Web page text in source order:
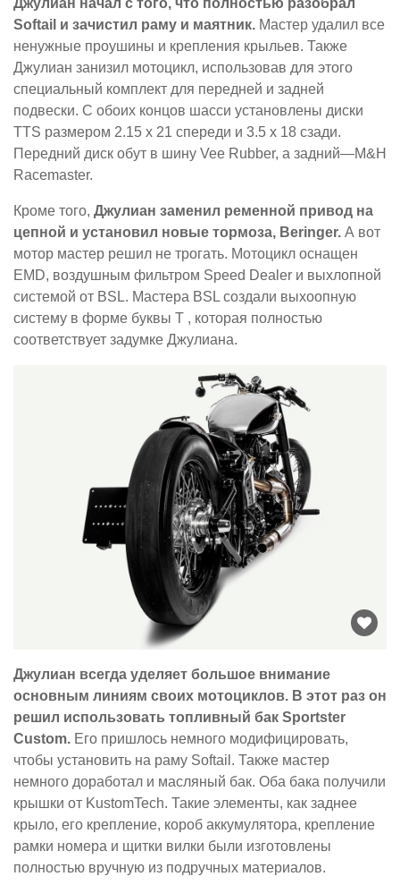
Джулиан начал с того, что полностью разобрал
Softail и зачистил раму и маятник. Мастер удалил все
ненужные проушины и крепления крыльев. Также
Джулиан занизил мотоцикл, использовав для этого
специальный комплект для передней и задней
подвески. С обоих концов шасси установлены диски
TTS размером 2.15 x 21 спереди и 3.5 x 18 сзади.
Передний диск обут в шину Vee Rubber, а задний—M&H
Racemaster.
Кроме того, Джулиан заменил ременной привод на
цепной и установил новые тормоза, Beringer. А вот
мотор мастер решил не трогать. Мотоцикл оснащен
EMD, воздушным фильтром Speed Dealer и выхлопной
системой от BSL. Мастера BSL создали выхоопную
систему в форме буквы T , которая полностью
соответствует задумке Джулиана.
Джулиан всегда уделяет большое внимание
основным линиям своих мотоциклов. В этот раз он
решил использовать топливный бак Sportster
Custom. Его пришлось немного модифицировать,
чтобы установить на раму Softail. Также мастер
немного доработал и масляный бак. Оба бака получили
крышки от KustomTech. Такие элементы, как заднее
крыло, его крепление, короб аккумулятора, крепление
рамки номера и щитки вилки были изготовлены
полностью вручную из подручных материалов.